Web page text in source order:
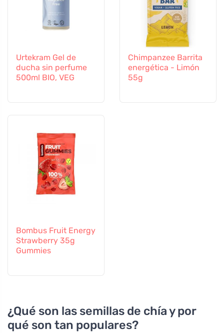
Urtekram Gel de
ducha sin perfume
500ml BIO, VEG
Chimpanzee Barrita
energética - Limón
55g
Bombus Fruit Energy
Strawberry 35g
Gummies
¿Qué son las semillas de chía y por
qué son tan populares?